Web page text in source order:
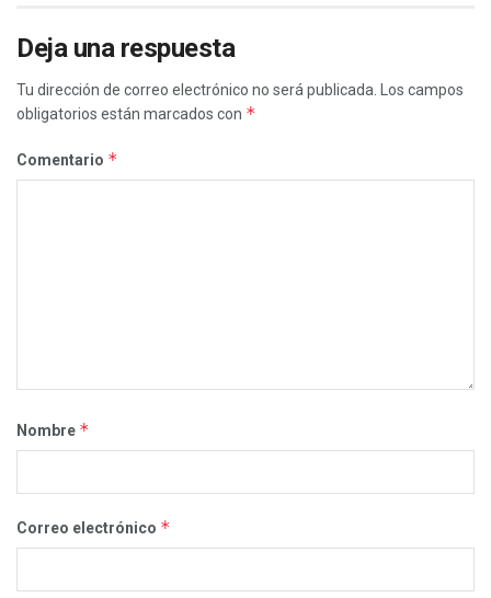
Deja una respuesta
Tu dirección de correo electrónico no será publicada.
Los campos
obligatorios están marcados con *
Comentario *
Nombre *
Correo electrónico *